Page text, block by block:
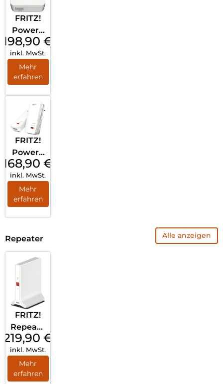
FRITZ!
Powerli
ne 1260
WLAN
Set
Weiß
198,90 €
inkl. MwSt.
Mehr
erfahren
FRITZ!
Powerli
ne 1240
AX
WLAN
Set
168,90 €
inkl. MwSt.
Mehr
erfahren
Repeater Alle anzeigen
FRITZ!
Repeate
r 3000
AX Weiß
219,90 €
inkl. MwSt.
Mehr
erfahren